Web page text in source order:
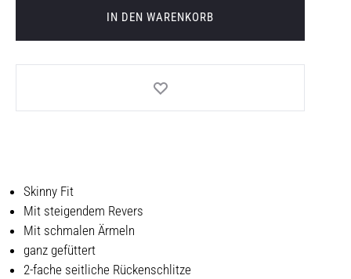
IN DEN WARENKORB
Skinny Fit
Mit steigendem Revers
Mit schmalen Ärmeln
ganz gefüttert
2-fache seitliche Rückenschlitze